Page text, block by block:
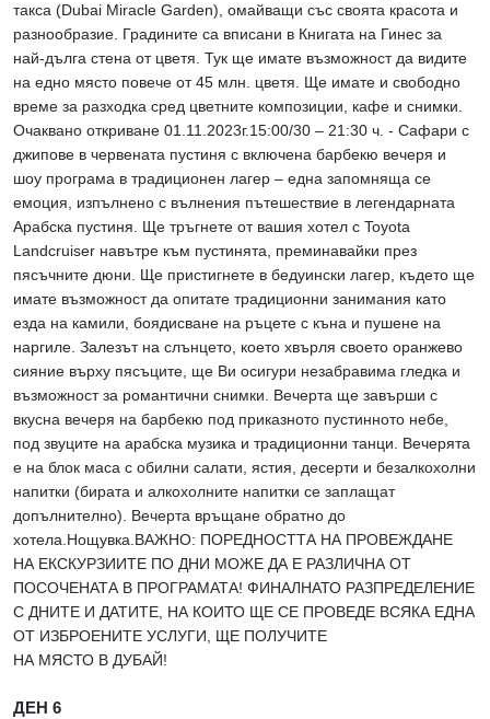
такса (Dubai Miracle Garden), омайващи със своята красота и
разнообразие. Градините са вписани в Книгата на Гинес за
най-дълга стена от цветя. Тук ще имате възможност да видите
на едно място повече от 45 млн. цветя. Ще имате и свободно
време за разходка сред цветните композиции, кафе и снимки.
Очаквано откриване 01.11.2023г.15:00/30 – 21:30 ч. - Сафари с
джипове в червената пустиня с включена барбекю вечеря и
шоу програма в традиционен лагер – една запомняща се
емоция, изпълнено с вълнения пътешествие в легендарната
Арабска пустиня. Ще тръгнете от вашия хотел с Toyota
Landcruiser навътре към пустинята, преминавайки през
пясъчните дюни. Ще пристигнете в бедуински лагер, където ще
имате възможност да опитате традиционни занимания като
езда на камили, боядисване на ръцете с къна и пушене на
наргиле. Залезът на слънцето, което хвърля своето оранжево
сияние върху пясъците, ще Ви осигури незабравима гледка и
възможност за романтични снимки. Вечерта ще завърши с
вкусна вечеря на барбекю под приказното пустинното небе,
под звуците на арабска музика и традиционни танци. Вечерята
е на блок маса с обилни салати, ястия, десерти и безалкохолни
напитки (бирата и алкохолните напитки се заплащат
допълнително). Вечерта връщане обратно до
хотела.Нощувка.ВАЖНО: ПОРЕДНОСТТА НА ПРОВЕЖДАНЕ
НА ЕКСКУРЗИИТЕ ПО ДНИ МОЖЕ ДА Е РАЗЛИЧНА ОТ
ПОСОЧЕНАТА В ПРОГРАМАТА! ФИНАЛНАТО РАЗПРЕДЕЛЕНИЕ
С ДНИТЕ И ДАТИТЕ, НА КОИТО ЩЕ СЕ ПРОВЕДЕ ВСЯКА ЕДНА
ОТ ИЗБРОЕНИТЕ УСЛУГИ, ЩЕ ПОЛУЧИТЕ
НА МЯСТО В ДУБАЙ!
ДЕН 6